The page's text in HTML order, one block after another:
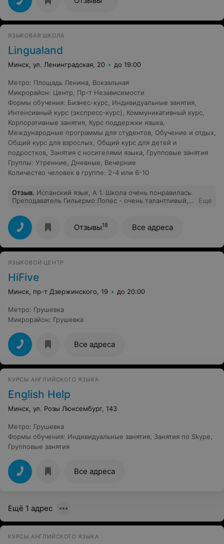
же и самим преподавателем, как личностью. Михаил
очень эрудирован и готов, как мне кажется,
поговорить на совершенно разные темы на
что делает занятия более интересные и полезнее.
Ведь в повседневной жизни, при использовании
иностранного языка, мы говорим на интересующие нас
темы. Хочу выразить большую благодарность Михаилу
за его ответственную подготовку к занятиям и то, что
Надеюсь на дальнейшее сотрудничество!
ЯЗЫКОВАЯ ШКОЛА
Lingualand
Минск, ул. Ленинградская, 20 до 19:00
Метро: Площадь Ленина Вокзальная
Микрорайон: Центр
Пр-т Независимости
Формы обучения: Бизнес-курс Индивидуальные занятия
Интенсивный курс (экспресс-курс)
Коммуникативный курс
Корпоративные занятия Курс поддержки языка
Международные программы для студентов Обучение и отдых
Общий курс для взрослых
Общий курс для детей и
подростков Занятия с носителями языка Групповые занятия
Группы: Утренние Дневные
Вечерние
Количество человек в группе: 2-4 или 6-10
Отзыв. Испанский язык, А 1. Школа очень понравилась.
Преподаватель Гильермо Лопес - очень талантливый,
были удобны в использовании. Отношение команды
Lingualand вежливое, приятное. Спасибо огромное
директору Елене Васильевне за то, что я получила
возможность сдать экзамены для получения
сертификата , несмотря на то, что прошла только
дальше испанский и английский языки с Lingualand !!!
Спасибо большое!!! Всем рекомендую!
Еще
Отзывы18 Все адреса
ЯЗЫКОВОЙ ЦЕНТР
HiFive
Минск, пр-т Дзержинского, 19 до 20:00
Метро: Грушевка
Микрорайон: Грушевка
Все адреса
КУРСЫ АНГЛИЙСКОГО ЯЗЫКА
English Help
Минск, ул. Розы Люксембург, 143
Метро: Грушевка
Формы обучения: Индивидуальные занятия Занятия по Skype
Групповые занятия
Все адреса
Ещё 1 адрес
КУРСЫ АНГЛИЙСКОГО ЯЗЫКА